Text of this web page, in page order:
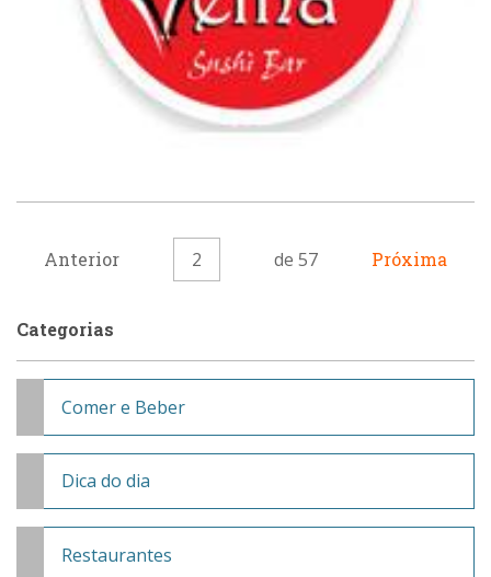
Anterior 2 de 57 Próxima
Categorias
Comer e Beber
Dica do dia
Restaurantes